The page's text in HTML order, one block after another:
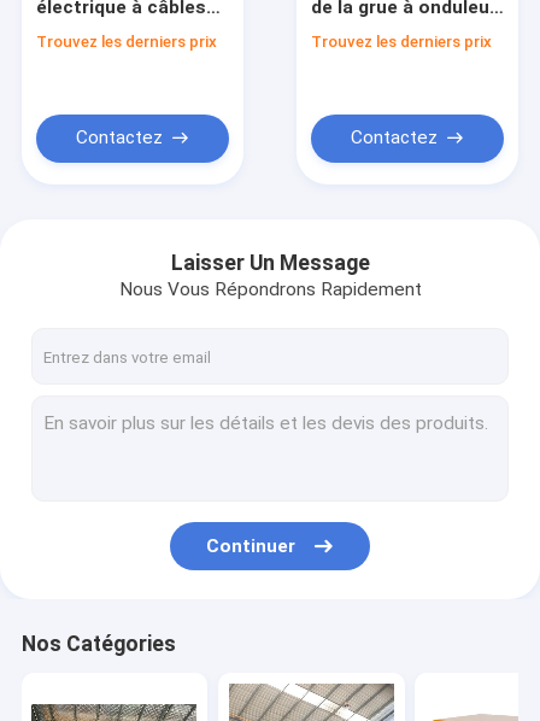
Produits
électrique à câbles
double vitesse Ø140
Trouvez les derniers prix
Contactez
de la grue à onduleur
55kw
Trouvez les derniers prix
Contactez
Laisser Un Message
Nous Vous Répondrons Rapidement
Continuer
Nos Catégories